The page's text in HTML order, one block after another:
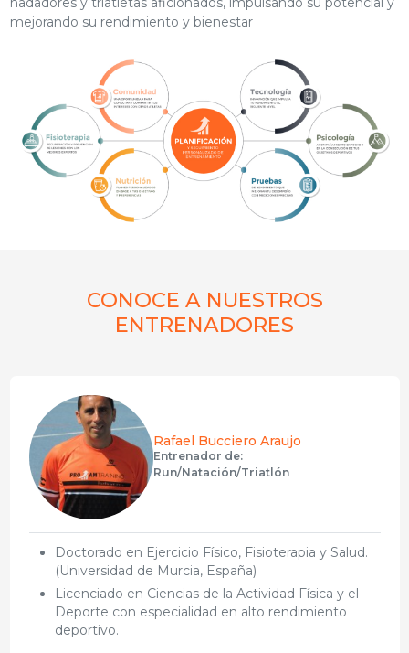
mejorando su rendimiento y bienestar
CONOCE A NUESTROS
ENTRENADORES
Rafael Bucciero Araujo
Entrenador de:
Run/Natación/Triatlón
Doctorado en Ejercicio Físico, Fisioterapia y Salud.
(Universidad de Murcia, España)
Licenciado en Ciencias de la Actividad Física y el
Deporte con especialidad en alto rendimiento
deportivo.